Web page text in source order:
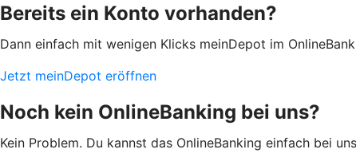
Bereits ein Konto vorhanden?
Dann einfach mit wenigen Klicks meinDepot im
Jetzt meinDepot eröffnen
Noch kein OnlineBanking bei uns?
Kein Problem. Du kannst das OnlineBanking einfach bei